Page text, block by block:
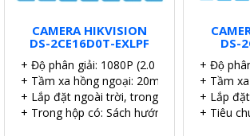
CAMERA HIKVISION
DS-2CE16D0T-EXLPF
+ Độ phân giải: 1080P (2.0 MP).
+ Tầm xa hồng ngoại: 20m.
+ Lắp đặt ngoài trời, trong nhà.
+ Trong hộp có: Sách hướng dẫn, Ốc vít tắc
DS-
+ Độ
+ Tầm
+ Lắp
+ Tiêu